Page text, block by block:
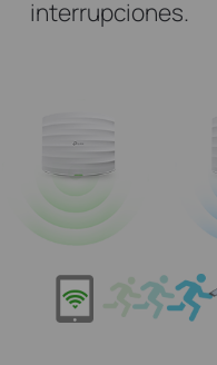
interrupciones.